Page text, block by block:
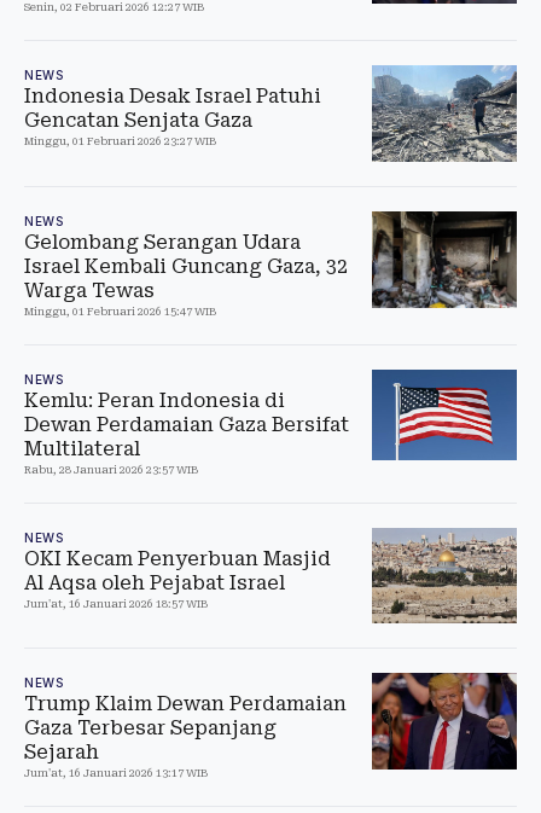
Senin, 02 Februari 2026 12:27 WIB
NEWS
Indonesia Desak Israel Patuhi
Gencatan Senjata Gaza
Minggu, 01 Februari 2026 23:27 WIB
NEWS
Gelombang Serangan Udara
Israel Kembali Guncang Gaza, 32
Warga Tewas
Minggu, 01 Februari 2026 15:47 WIB
NEWS
Kemlu: Peran Indonesia di
Dewan Perdamaian Gaza Bersifat
Multilateral
Rabu, 28 Januari 2026 23:57 WIB
NEWS
OKI Kecam Penyerbuan Masjid
Al Aqsa oleh Pejabat Israel
Jum'at, 16 Januari 2026 18:57 WIB
NEWS
Trump Klaim Dewan Perdamaian
Gaza Terbesar Sepanjang
Sejarah
Jum'at, 16 Januari 2026 13:17 WIB